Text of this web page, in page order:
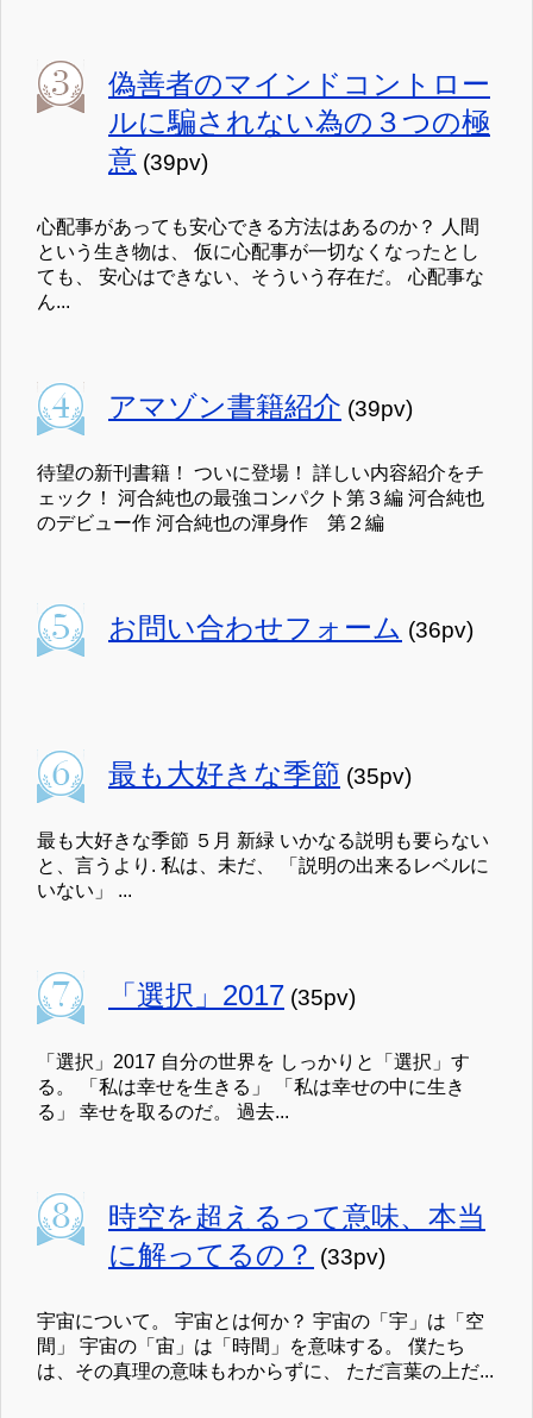
偽善者のマインドコントロー
ルに騙されない為の３つの極
意 (39pv)
心配事があっても安心できる方法はあるのか？ 人間
という生き物は、 仮に心配事が一切なくなったとし
ても、 安心はできない、そういう存在だ。 心配事な
ん...
アマゾン書籍紹介 (39pv)
待望の新刊書籍！ ついに登場！ 詳しい内容紹介をチ
ェック！ 河合純也の最強コンパクト第３編 河合純也
のデビュー作 河合純也の渾身作 第２編
お問い合わせフォーム (36pv)
最も大好きな季節 (35pv)
最も大好きな季節 ５月 新緑 いかなる説明も要らない
と、言うより. 私は、未だ、 「説明の出来るレベルに
いない」 ...
「選択」2017 (35pv)
「選択」2017 自分の世界を しっかりと「選択」す
る。 「私は幸せを生きる」 「私は幸せの中に生き
る」 幸せを取るのだ。 過去...
時空を超えるって意味、本当
に解ってるの？ (33pv)
宇宙について。 宇宙とは何か？ 宇宙の「宇」は「空
間」 宇宙の「宙」は「時間」を意味する。 僕たち
は、その真理の意味もわからずに、 ただ言葉の上だ...